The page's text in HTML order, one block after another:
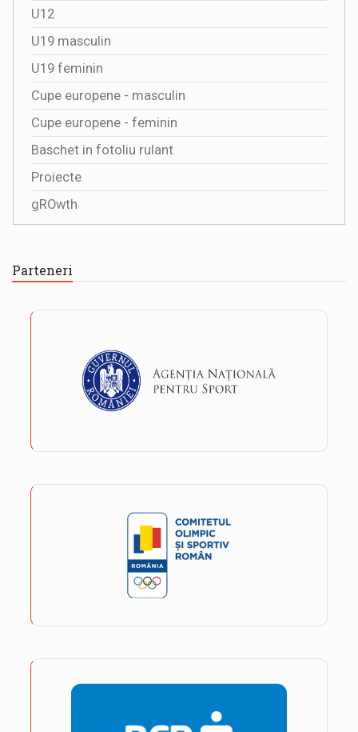
U12
U19 masculin
U19 feminin
Cupe europene - masculin
Cupe europene - feminin
Baschet in fotoliu rulant
Proiecte
gROwth
Parteneri